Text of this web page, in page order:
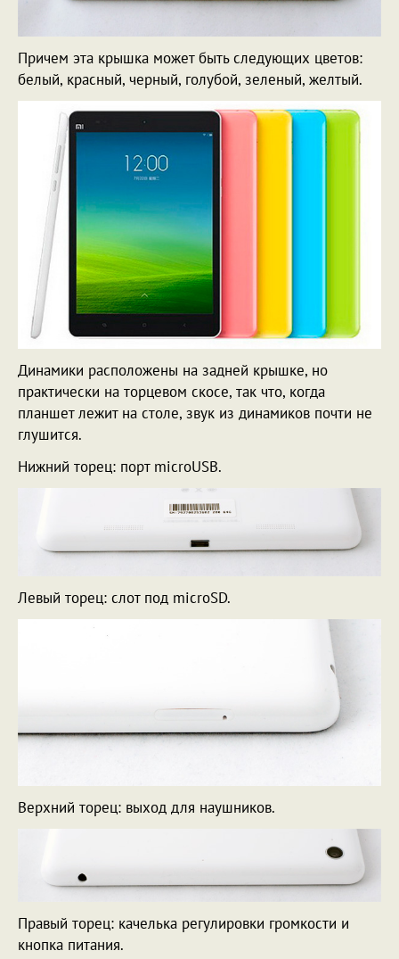
Причем эта крышка может быть следующих цветов:
белый, красный, черный, голубой, зеленый, желтый.
Динамики расположены на задней крышке, но
практически на торцевом скосе, так что, когда
планшет лежит на столе, звук из динамиков почти не
глушится.
Нижний торец: порт microUSB.
Левый торец: слот под microSD.
Верхний торец: выход для наушников.
Правый торец: качелька регулировки громкости и
кнопка питания.